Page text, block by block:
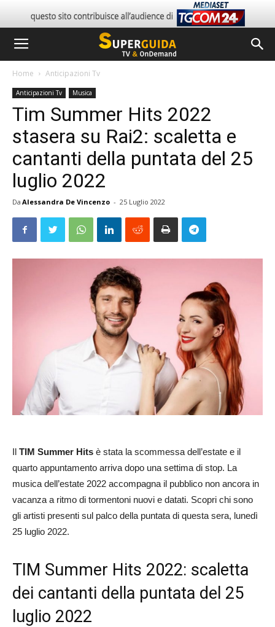
Home Anticipazioni Tv
Anticipazioni Tv Musica
Tim Summer Hits 2022
stasera su Rai2: scaletta e
cantanti della puntata del 25
luglio 2022
Da Alessandra De Vincenzo - 25 Luglio 2022
Il TIM Summer Hits è stata la scommessa dell’estate e il
quarto appuntamento arriva dopo una settima di stop. La
musica dell’estate 2022 accompagna il pubblico non ancora in
vacanza a ritmo di tormentoni nuovi e datati. Scopri chi sono
gli artisti presenti sul palco della puntata di questa sera, lunedì
25 luglio 2022.
TIM Summer Hits 2022: scaletta
dei cantanti della puntata del 25
luglio 2022